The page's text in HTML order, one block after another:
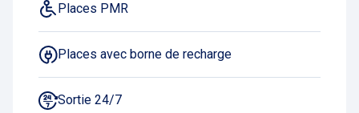
Places PMR
Places avec borne de recharge
Sortie 24/7